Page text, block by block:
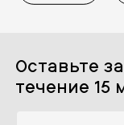
Оставьте
течение 15